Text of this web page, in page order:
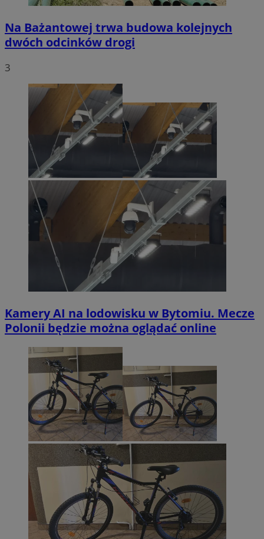
Na Bażantowej trwa budowa kolejnych
dwóch odcinków drogi
3
Kamery AI na lodowisku w Bytomiu. Mecze
Polonii będzie można oglądać online